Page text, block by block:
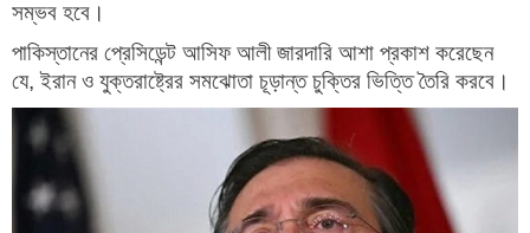
সম্ভব হবে।
পাকিস্তানের প্রেসিডেন্ট আসিফ আলী জারদারি আশা প্রকাশ করেছেন
যে, ইরান ও যুক্তরাষ্ট্রের সমঝোতা চূড়ান্ত চুক্তির ভিত্তি তৈরি করবে।